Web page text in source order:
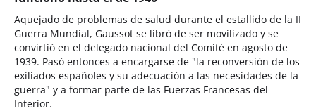
Aquejado de problemas de salud durante el estallido de la II
Guerra Mundial, Gaussot se libró de ser movilizado y se
convirtió en el delegado nacional del Comité en agosto de
1939. Pasó entonces a encargarse de "la reconversión de los
exiliados españoles y su adecuación a las necesidades de la
guerra" y a formar parte de las Fuerzas Francesas del
Interior.